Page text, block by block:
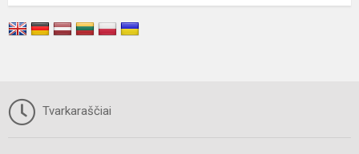
Tvarkaraščiai